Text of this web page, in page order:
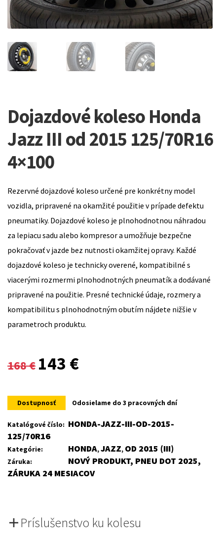
Dojazdové koleso Honda
Jazz III od 2015 125/70R16
4×100
Rezervné dojazdové koleso určené pre konkrétny model
vozidla, pripravené na okamžité použitie v prípade defektu
pneumatiky. Dojazdové koleso je plnohodnotnou náhradou
za lepiacu sadu alebo kompresor a umožňuje bezpečne
pokračovať v jazde bez nutnosti okamžitej opravy. Každé
dojazdové koleso je technicky overené, kompatibilné s
viacerými rozmermi plnohodnotných pneumatík a dodávané
pripravené na použitie. Presné technické údaje, rozmery a
kompatibilitu s plnohodnotným obutím nájdete nižšie v
parametroch produktu.
168€
Original
was:
168 €.
143 €
is:
143 €.
Dostupnosť Odosielame do 3 pracovných dní
Katalógové číslo: HONDA-JAZZ-III-OD-2015-
125/70R16
Kategórie: HONDA,JAZZ, OD 2015 (III)
Záruka:
NOVÝ PRODUKT, PNEU DOT 2025,
ZÁRUKA 24 MESIACOV
Príslušenstvo ku kolesu